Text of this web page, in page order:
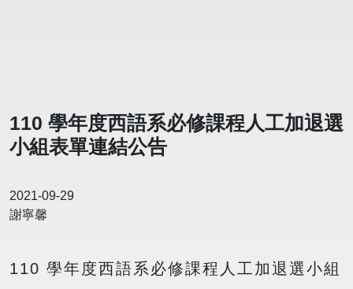
110 學年度西語系必修課程人工加退選
小組表單連結公告
2021-09-29
謝寧馨
110 學年度西語系必修課程人工加退選小組